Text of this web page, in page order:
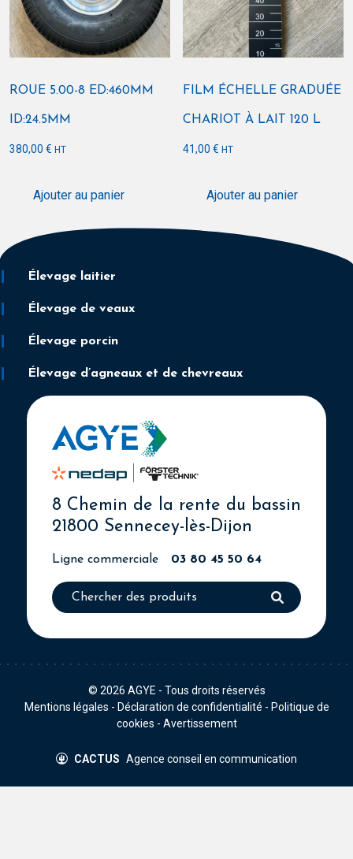
ROUE 5.00-8 ED:460MM
ID:24.5MM
380,00 € HT
Ajouter au panier
FILM ÉCHELLE GRADUÉE
CHARIOT À LAIT 120 L
41,00€ HT
Ajouter au panier
Élevage laitier
Élevage de veaux
Élevage porcin
Élevage d’agneaux et de chevreaux
8 Chemin de la rente du bassin
21800 Sennecey-lès-Dijon
Ligne commerciale 03 80 45 50 64
© 2026 AGYE - Tous droits réservés
Mentions légales - Déclaration de confidentialité - Politique de
cookies - Avertissement
CACTUS Agence conseil en communication